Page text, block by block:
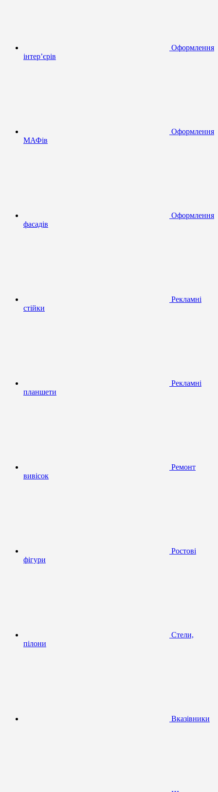
Оформлення
інтер’єрів
Оформлення
МАФів
Оформлення
фасадів
Рекламні
стійки
Рекламні
планшети
Ремонт
вивісок
Ростові
фігури
Стели,
пілони
Вказівники